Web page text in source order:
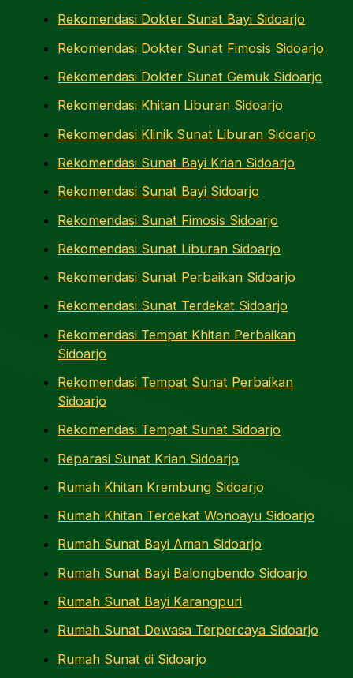
Rekomendasi Dokter Sunat Bayi Sidoarjo
Rekomendasi Dokter Sunat Fimosis Sidoarjo
Rekomendasi Dokter Sunat Gemuk Sidoarjo
Rekomendasi Khitan Liburan Sidoarjo
Rekomendasi Klinik Sunat Liburan Sidoarjo
Rekomendasi Sunat Bayi Krian Sidoarjo
Rekomendasi Sunat Bayi Sidoarjo
Rekomendasi Sunat Fimosis Sidoarjo
Rekomendasi Sunat Liburan Sidoarjo
Rekomendasi Sunat Perbaikan Sidoarjo
Rekomendasi Sunat Terdekat Sidoarjo
Rekomendasi Tempat Khitan Perbaikan
Sidoarjo
Rekomendasi Tempat Sunat Perbaikan
Sidoarjo
Rekomendasi Tempat Sunat Sidoarjo
Reparasi Sunat Krian Sidoarjo
Rumah Khitan Krembung Sidoarjo
Rumah Khitan Terdekat Wonoayu Sidoarjo
Rumah Sunat Bayi Aman Sidoarjo
Rumah Sunat Bayi Balongbendo Sidoarjo
Rumah Sunat Bayi Karangpuri
Rumah Sunat Dewasa Terpercaya Sidoarjo
Rumah Sunat di Sidoarjo